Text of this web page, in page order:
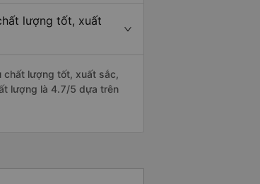
lượng tốt, xuất
chất lượng tốt, xuất sắc,
lượng là 4.7/5 dựa trên